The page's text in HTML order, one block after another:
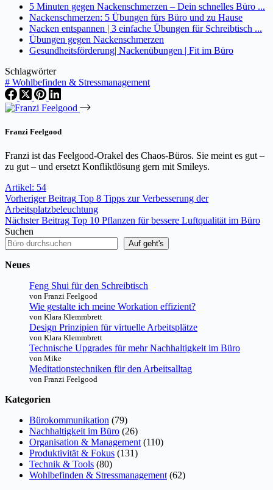
5 Minuten gegen Nackenschmerzen – Dein schnelles Büro ...
Nackenschmerzen: 5 Übungen fürs Büro und zu Hause
Nacken entspannen | 3 einfache Übungen für Schreibtisch ...
Übungen gegen Nackenschmerzen
Gesundheitsförderung| Nackenübungen | Fit im Büro
Schlagwörter
# Wohlbefinden & Stressmanagement
Franzi Feelgood
Franzi ist das Feelgood-Orakel des Chaos-Büros. Sie meint es gut –
zu gut – und ersetzt Konfliktlösung gern mit Smileys.
Artikel: 54
VorherigerBeitrag Top 8 Tipps zur Verbesserung der
Arbeitsplatzbeleuchtung
NächsterBeitrag Top 10 Pflanzen für bessere Luftqualität im Büro
Suchen
Auf geht's
Neues
Feng Shui für den Schreibtisch
von Franzi Feelgood
Wie gestalte ich meine Workation effizient?
von Klara Klemmbrett
Design Prinzipien für virtuelle Arbeitsplätze
von Klara Klemmbrett
Technische Upgrades für mehr Nachhaltigkeit im Büro
von Mike
Meditationstechniken für den Arbeitsalltag
von Franzi Feelgood
Kategorien
Bürokommunikation (79)
Nachhaltigkeit im Büro (26)
Organisation & Management (110)
Produktivität & Fokus (131)
Technik & Tools (80)
Wohlbefinden & Stressmanagement (62)